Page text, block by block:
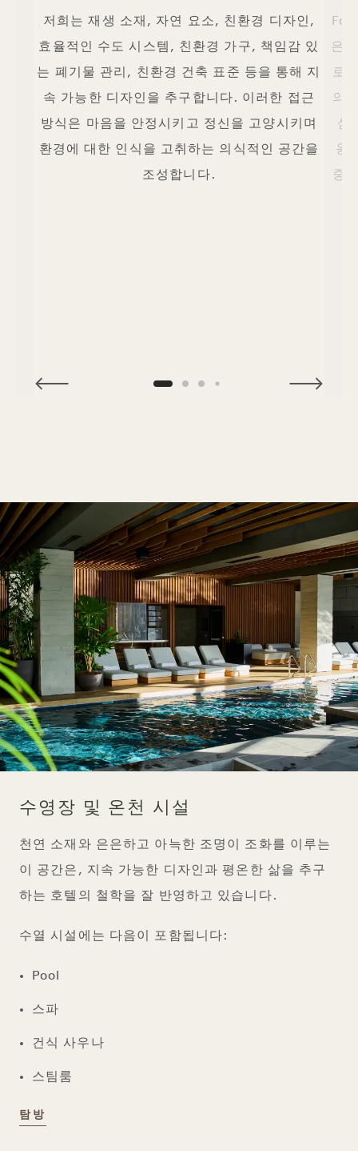
저희는 재생 소재, 자연 요소, 친환경 디자인,
효율적인 수도 시스템, 친환경 가구, 책임감 있
는 폐기물 관리, 친환경 건축 표준 등을 통해 지
속 가능한 디자인을 추구합니다. 이러한 접근
방식은 마음을 안정시키고 정신을 고양시키며
환경에 대한 인식을 고취하는 의식적인 공간을
조성합니다.
은
로
의
삼
옹
중
수영장 및 온천 시설
천연 소재와 은은하고 아늑한 조명이 조화를 이루는
이 공간은, 지속 가능한 디자인과 평온한 삶을 추구
하는 호텔의 철학을 잘 반영하고 있습니다.
수열 시설에는 다음이 포함됩니다:
Pool
스파
건식 사우나
스팀룸
탐방